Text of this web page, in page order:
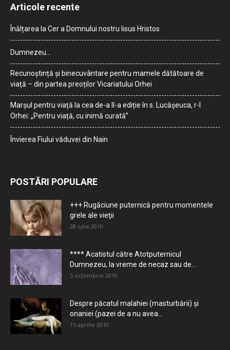
Articole recente
Înălțarea la Cer a Domnului nostru Iisus Hristos
Dumnezeu…
Recunoștință și binecuvântare pentru mamele dătătoare de
viață – din partea preoților Vicariatului Orhei
Marșul pentru viață la cea de-a II-a ediție în s. Lucășeuca, r-l
Orhei: „Pentru viață, cu inimă curată”
Învierea Fiului văduvei din Nain
POSTĂRI POPULARE
+++ Rugăciune puternică pentru momentele
grele ale vieţii
28 iulie 2010
**** Acatistul către Atotputernicul
Dumnezeu, la vreme de necaz sau de...
5 octombrie 2010
Despre păcatul malahiei (masturbării) şi
onaniei (pazei de a nu avea...
15 aprilie 2010